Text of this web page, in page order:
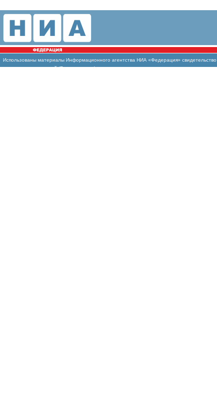
Использованы материалы Информационного агентства НИА «Федерация»
массовых коммуникаций (Роскомнадзор)